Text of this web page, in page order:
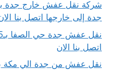
جدة إلى خارجها اتصل بنا
اتصل بنا الان